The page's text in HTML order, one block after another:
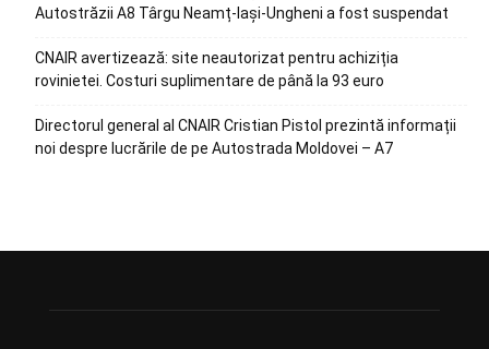
Autostrăzii A8 Târgu Neamț-Iași-Ungheni a fost suspendat
CNAIR avertizează: site neautorizat pentru achiziția
rovinietei. Costuri suplimentare de până la 93 euro
Directorul general al CNAIR Cristian Pistol prezintă informații
noi despre lucrările de pe Autostrada Moldovei – A7